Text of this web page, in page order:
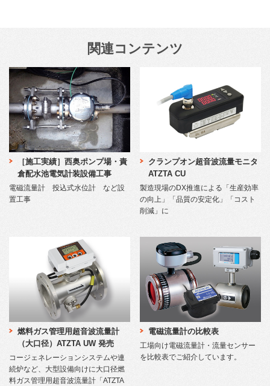
関連コンテンツ
［施工実績］西奥ポンプ場・責
倉配水池電気計装設備工事
電磁流量計 投込式水位計 など設
置工事
クランプオン超音波流量モニタ
ATZTA CU
製造現場のDX推進による「生産効率
の向上」「品質の安定化」「コスト
削減」に
燃料ガス管理用超音波流量計
（大口径）ATZTA UW 発売
コージェネレーションシステムや連
続炉など、大型設備向けに大口径燃
料ガス管理用超音波流量計「ATZTA
電磁流量計の比較表
工場向け電磁流量計・流量センサー
を比較表でご紹介しています。